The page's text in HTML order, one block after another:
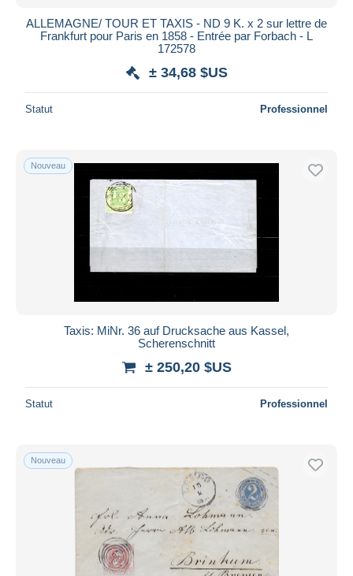
ALLEMAGNE/ TOUR ET TAXIS - ND 9 K. x 2 sur lettre de
Frankfurt pour Paris en 1858 - Entrée par Forbach - L
172578
± 34,68 $US
Statut Professionnel
Nouveau
Taxis: MiNr. 36 auf Drucksache aus Kassel,
Scherenschnitt
± 250,20 $US
Statut Professionnel
Nouveau